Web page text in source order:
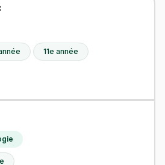
11e année